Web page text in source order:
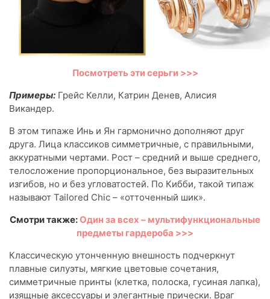
Посмотреть эти серьги >>>
Примеры: Грейс Келли, Катрин Денев, Алисия
Викандер.
В этом типаже Инь и Ян гармонично дополняют друг
друга. Лица классиков симметричные, с правильными,
аккуратными чертами. Рост – средний и выше среднего,
телосложение пропорциональное, без выразительных
изгибов, но и без угловатостей. По Кибби, такой типаж
называют Tailored Сhic – «отточенный шик».
Смотри также:Один за всех – мультифункциональные
предметы гардероба >>>
Классическую утонченную внешность подчеркнут
плавные силуэты, мягкие цветовые сочетания,
симметричные принты (клетка, полоска, гусиная лапка),
изящные аксессуары и элегантные прически. Враг